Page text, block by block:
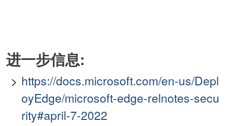
进一步信息:
https://docs.microsoft.com/en-us/Depl
oyEdge/microsoft-edge-relnotes-secu
rity#april-7-2022